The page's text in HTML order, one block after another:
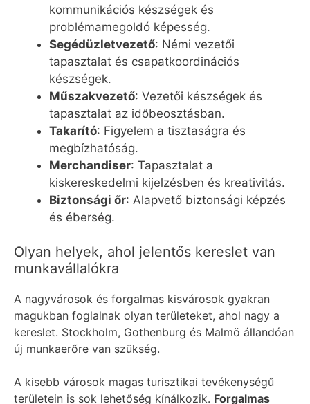
kommunikációs készségek és
problémamegoldó képesség.
Segédüzletvezető: Némi vezetői
tapasztalat és csapatkoordinációs
készségek.
Műszakvezető: Vezetői készségek és
tapasztalat az időbeosztásban.
Takarító: Figyelem a tisztaságra és
megbízhatóság.
Merchandiser: Tapasztalat a
kiskereskedelmi kijelzésben és kreativitás.
Biztonsági őr: Alapvető biztonsági képzés
és éberség.
Olyan helyek, ahol jelentős kereslet van
munkavállalókra
A nagyvárosok és forgalmas kisvárosok gyakran
magukban foglalnak olyan területeket, ahol nagy a
kereslet. Stockholm, Gothenburg és Malmö állandóan
új munkaerőre van szükség.
A kisebb városok magas turisztikai tevékenységű
területein is sok lehetőség kínálkozik. Forgalmas